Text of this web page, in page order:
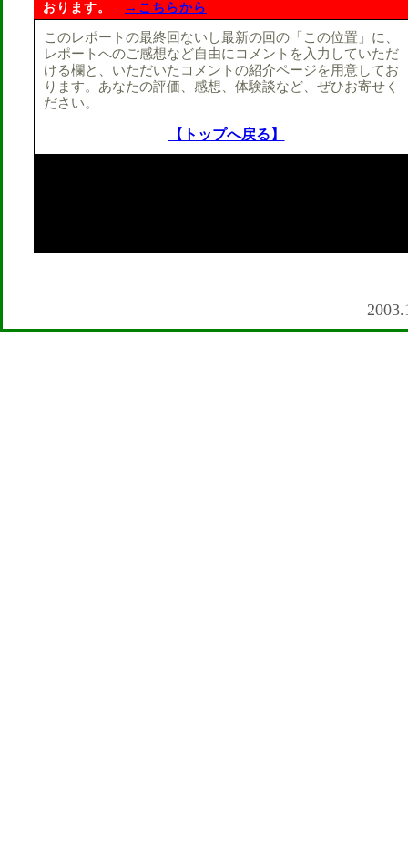
おります。
→こちらから
このレポートの最終回ないし最新の回の「この位置」に、
レポートへのご感想など自由にコメントを入力していただ
ける欄と、いただいたコメントの紹介ページを用意してお
ります。あなたの評価、感想、体験談など、ぜひお寄せく
ださい。
【トップへ戻る】